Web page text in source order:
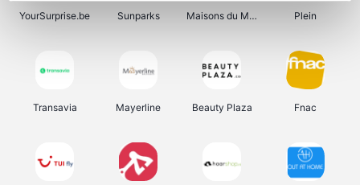
YourSurprise.be Sunparks Maisons du Monde Plein
Transavia Mayerline Beauty Plaza Fnac